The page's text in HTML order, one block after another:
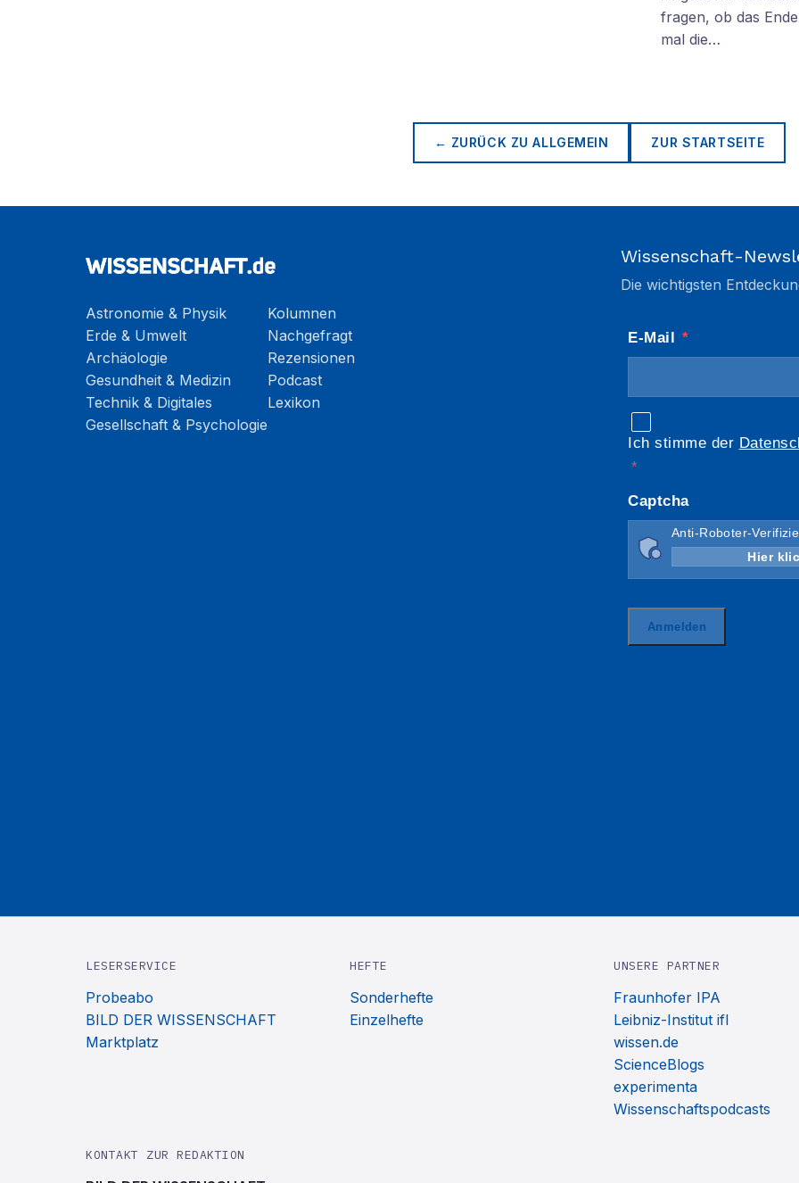
fragen, ob das
mal die…
← ZURÜCK ZUALLGEMEIN ZUR STARTSEITE
Astronomie & Physik
Erde & Umwelt
Archäologie
Gesundheit & Medizin
Technik & Digitales
Gesellschaft & Psychologie
Kolumnen
Nachgefragt
Rezensionen
Podcast
Lexikon
Wissenschaft-
Die wichtigsten
LESERSERVICE
Probeabo
BILD DER WISSENSCHAFT
Marktplatz
HEFTE
Sonderhefte
Einzelhefte
UNSERE PARTNER
Fraunhofer IPA
Leibniz-Institut ifl
wissen.de
ScienceBlogs
experimenta
Wissenschaftspodcasts
KONTAKT ZUR REDAKTION